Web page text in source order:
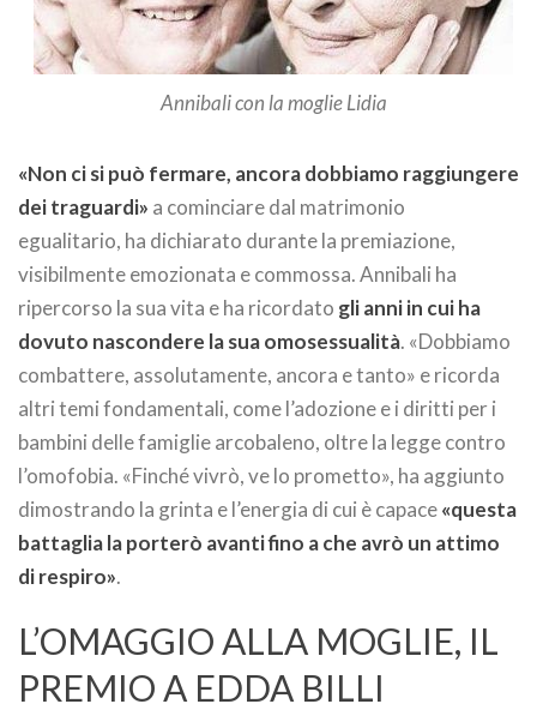
Annibali con la moglie Lidia
«Non ci si può fermare, ancora dobbiamo raggiungere
dei traguardi» a cominciare dal matrimonio
egualitario, ha dichiarato durante la premiazione,
visibilmente emozionata e commossa. Annibali ha
ripercorso la sua vita e ha ricordato gli anni in cui ha
dovuto nascondere la sua omosessualità. «Dobbiamo
combattere, assolutamente, ancora e tanto» e ricorda
altri temi fondamentali, come l’adozione e i diritti per i
bambini delle famiglie arcobaleno, oltre la legge contro
l’omofobia. «Finché vivrò, ve lo prometto», ha aggiunto
dimostrando la grinta e l’energia di cui è capace«questa
battaglia la porterò avanti fino a che avrò un attimo
di respiro».
L’OMAGGIO ALLA MOGLIE, IL
PREMIO A EDDA BILLI